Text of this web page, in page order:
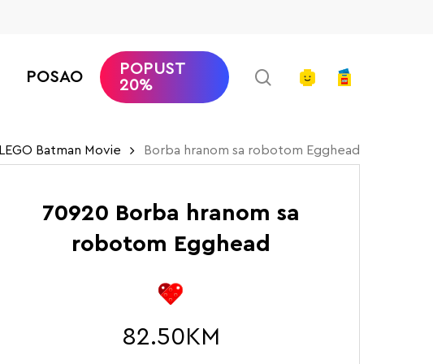
POSAO
POPUST
20%
searchaccount
LEGO Batman Movie Borba hranom sa robotom Egghead
70920 Borba hranom sa
robotom Egghead
82.50 KM